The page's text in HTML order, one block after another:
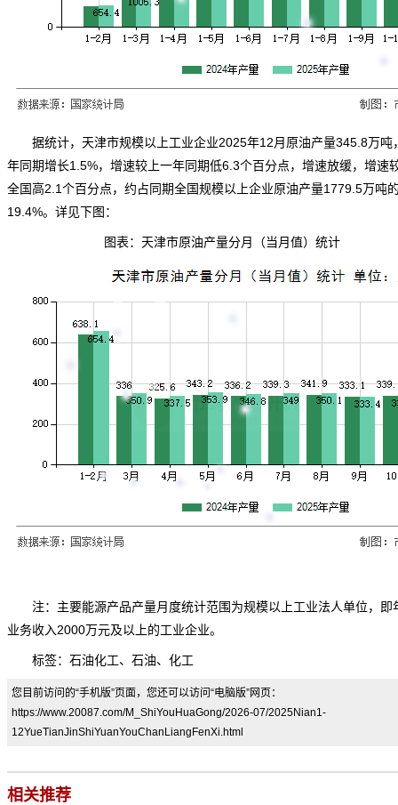
据统计，天津市规模以上工业企业2025年12月原油产量345.8万吨
年同期增长1.5%，增速较上一年同期低6.3个百分点，增速放缓，增速
全国高2.1个百分点，约占同期全国规模以上企业原油产量1779.5万吨
19.4%。详见下图：
图表：天津市原油产量分月（当月值）统计
注：主要能源产品产量月度统计范围为规模以上工业法人单位，即
业务收入2000万元及以上的工业企业。
标签： 石油化工、 石油、 化工
您目前访问的“手机版”页面，您还可以访问“电脑版”网页：
https://www.20087.com/M_ShiYouHuaGong/2026-07/2025Nian1-
12YueTianJinShiYuanYouChanLiangFenXi.html
相关推荐